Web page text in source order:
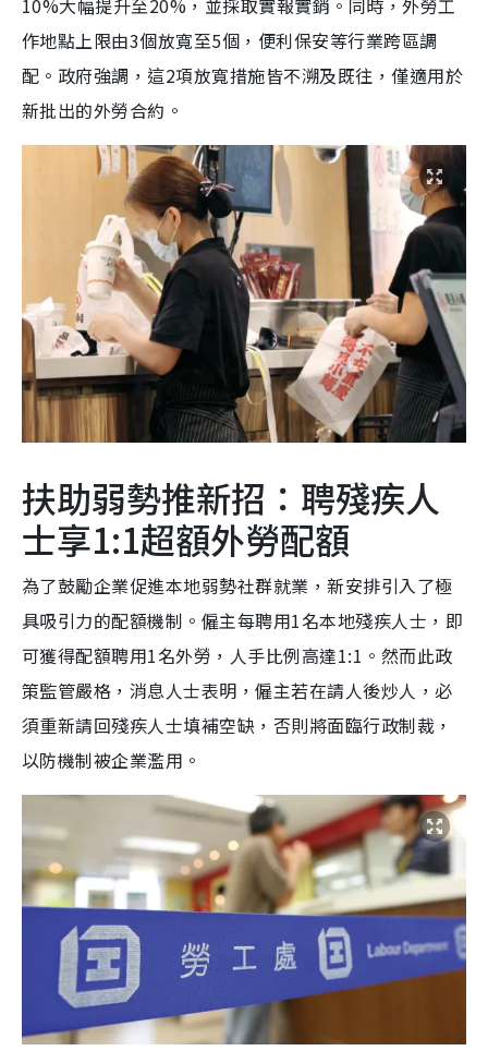
10%大幅提升至20%，並採取實報實銷。同時，外勞工
作地點上限由3個放寬至5個，便利保安等行業跨區調
配。政府強調，這2項放寬措施皆不溯及既往，僅適用於
新批出的外勞合約。
扶助弱勢推新招：聘殘疾人
士享1:1超額外勞配額
為了鼓勵企業促進本地弱勢社群就業，新安排引入了極
具吸引力的配額機制。僱主每聘用1名本地殘疾人士，即
可獲得配額聘用1名外勞，人手比例高達1:1。然而此政
策監管嚴格，消息人士表明，僱主若在請人後炒人，必
須重新請回殘疾人士填補空缺，否則將面臨行政制裁，
以防機制被企業濫用。